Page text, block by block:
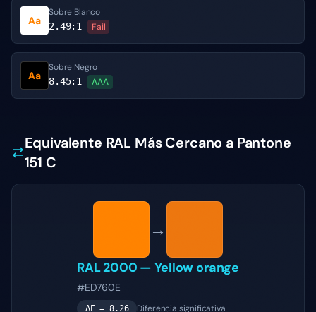
Aa
Sobre Blanco
2.49:1 Fail
Aa
Sobre Negro
8.45:1 AAA
Equivalente RAL Más Cercano a Pantone
151 C
→
RAL 2000 —Yellow orange
#ED760E
ΔE =8.26 Diferencia significativa